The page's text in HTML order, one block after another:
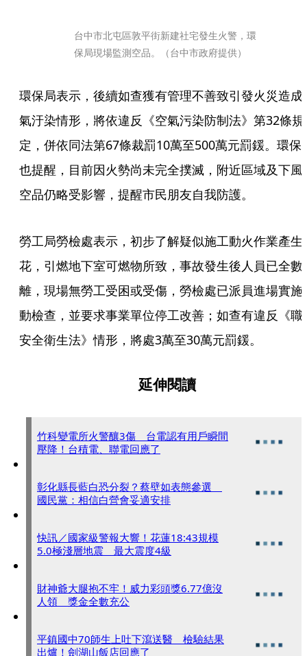
台中市北屯區敦平街新建社宅發生火警，環
保局現場監測空品。（台中市政府提供）
環保局表示，後續如查獲有管理不善致引發火災造成
氣汙染情形，將依違反《空氣污染防制法》第32條規
定，併依同法第67條裁罰10萬至500萬元罰鍰。環保
也提醒，目前因火勢尚未完全撲滅，附近區域及下風
空品仍略受影響，提醒市民朋友自我防護。
勞工局勞檢處表示，初步了解疑似施工動火作業產生
花，引燃地下室可燃物所致，事故發生後人員已全數
離，現場無勞工受困或受傷，勞檢處已派員進場實施
動檢查，並要求事業單位停工改善；如查有違反《職
安全衛生法》情形，將處3萬至30萬元罰鍰。
延伸閱讀
竹科變電所火警釀3傷 台電認有用戶瞬間
壓降！台積電、聯電回應了
彰化縣長藍白恐分裂？蔡壁如表態參選
國民黨：相信白營會妥適安排
快訊／國家級警報大響！花蓮18:43規模
5.0極淺層地震 最大震度4級
財神爺大腿抱不牢！威力彩頭獎6.77億沒
人領 獎金全數充公
平鎮國中70師生上吐下瀉送醫 檢驗結果
出爐！劍湖山飯店回應了